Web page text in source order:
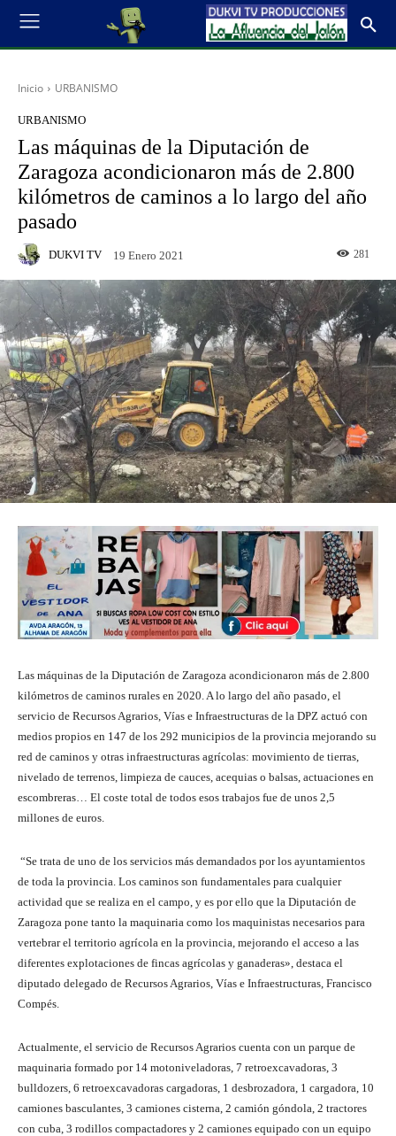
Inicio URBANISMO
URBANISMO
Las máquinas de la Diputación de
Zaragoza acondicionaron más de 2.800
kilómetros de caminos a lo largo del año
pasado
DUKVI TV 19 Enero 2021 281
Las máquinas de la Diputación de Zaragoza acondicionaron más de 2.800
kilómetros de caminos rurales en 2020. A lo largo del año pasado, el
servicio de Recursos Agrarios, Vías e Infraestructuras de la DPZ actuó con
medios propios en 147 de los 292 municipios de la provincia mejorando su
red de caminos y otras infraestructuras agrícolas: movimiento de tierras,
nivelado de terrenos, limpieza de cauces, acequias o balsas, actuaciones en
escombreras… El coste total de todos esos trabajos fue de unos 2,5
millones de euros.
“Se trata de uno de los servicios más demandados por los ayuntamientos
de toda la provincia. Los caminos son fundamentales para cualquier
actividad que se realiza en el campo, y es por ello que la Diputación de
Zaragoza pone tanto la maquinaria como los maquinistas necesarios para
vertebrar el territorio agrícola en la provincia, mejorando el acceso a las
diferentes explotaciones de fincas agrícolas y ganaderas», destaca el
diputado delegado de Recursos Agrarios, Vías e Infraestructuras, Francisco
Compés.
Actualmente, el servicio de Recursos Agrarios cuenta con un parque de
maquinaria formado por 14 motoniveladoras, 7 retroexcavadoras, 3
bulldozers, 6 retroexcavadoras cargadoras, 1 desbrozadora, 1 cargadora, 10
camiones basculantes, 3 camiones cisterna, 2 camión góndola, 2 tractores
con cuba, 3 rodillos compactadores y 2 camiones equipado con un equipo